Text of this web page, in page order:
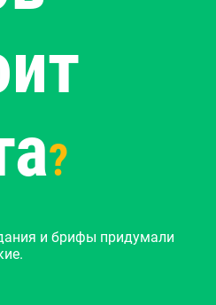
?
и брифы придумали